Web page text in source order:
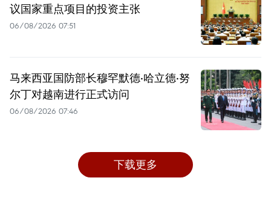
议国家重点项目的投资主张
06/08/2026 07:51
马来西亚国防部长穆罕默德·哈立德·努
尔丁对越南进行正式访问
06/08/2026 07:46
下载更多